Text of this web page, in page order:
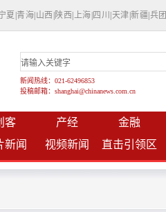
夏 青海 山西 陕西 上海 四川 天津 |新疆 兵团
新闻热线：021-62496853
投稿邮箱：shanghai@chinanews.com.cn
客 产经 金融
新闻 视频新闻 直击引领区